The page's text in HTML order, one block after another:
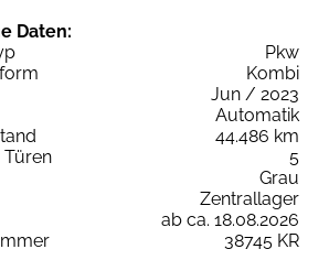
Daten:
Pkw
Kombi
Jun / 2023
Automatik
44.486 km
Türen
5
Grau
Zentrallager
ab ca. 18.08.2026
38745 KR